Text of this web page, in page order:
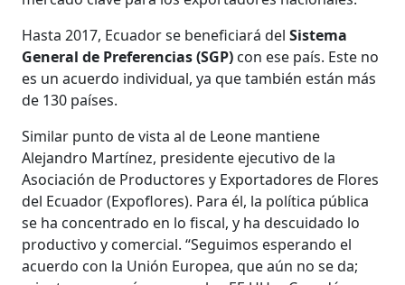
Hasta 2017, Ecuador se beneficiará delSistema
General de Preferencias (SGP) con ese país. Este no
es un acuerdo individual, ya que también están más
de 130 países.
Similar punto de vista al de Leone mantiene
Alejandro Martínez, presidente ejecutivo de la
Asociación de Productores y Exportadores de Flores
del Ecuador (Expoflores). Para él, la política pública
se ha concentrado en lo fiscal, y ha descuidado lo
productivo y comercial. “Seguimos esperando el
acuerdo con la Unión Europea, que aún no se da;